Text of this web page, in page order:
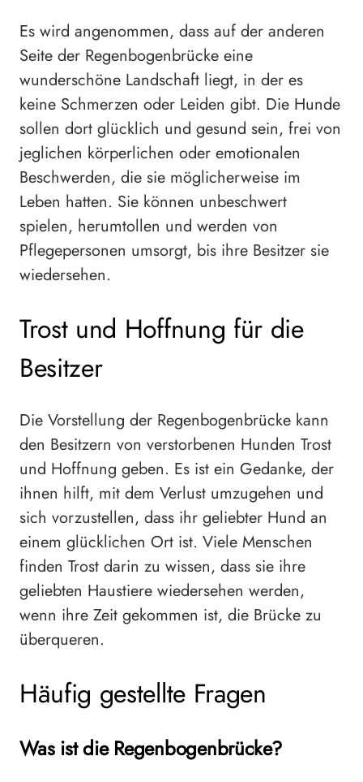
Es wird angenommen, dass auf der anderen
Seite der Regenbogenbrücke eine
wunderschöne Landschaft liegt, in der es
keine Schmerzen oder Leiden gibt. Die Hunde
sollen dort glücklich und gesund sein, frei von
jeglichen körperlichen oder emotionalen
Beschwerden, die sie möglicherweise im
Leben hatten. Sie können unbeschwert
spielen, herumtollen und werden von
Pflegepersonen umsorgt, bis ihre Besitzer sie
wiedersehen.
Trost und Hoffnung für die
Besitzer
Die Vorstellung der Regenbogenbrücke kann
den Besitzern von verstorbenen Hunden Trost
und Hoffnung geben. Es ist ein Gedanke, der
ihnen hilft, mit dem Verlust umzugehen und
sich vorzustellen, dass ihr geliebter Hund an
einem glücklichen Ort ist. Viele Menschen
finden Trost darin zu wissen, dass sie ihre
geliebten Haustiere wiedersehen werden,
wenn ihre Zeit gekommen ist, die Brücke zu
überqueren.
Häufig gestellte Fragen
Was ist die Regenbogenbrücke?